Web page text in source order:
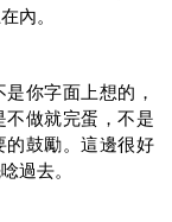
內。
你字面上想的，
不做就完蛋，不是
的鼓勵。這邊很好
過去。